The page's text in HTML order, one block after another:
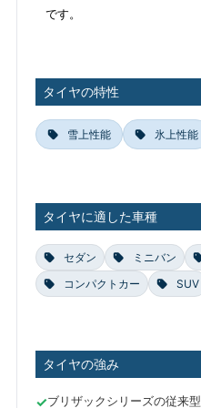
です。
タイヤの特性
雪上性能 氷上性能
タイヤに適した車種
セダン ミニバン
コンパクトカー
SUV
タイヤの強み
ブリザックシリーズの従来型